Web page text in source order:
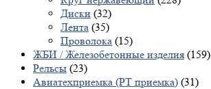
Диски (32)
Лента (35)
Проволока (15)
ЖБИ / Железобетонные изделия (159)
Рельсы (23)
Авиатехприемка (РТ приемка) (31)